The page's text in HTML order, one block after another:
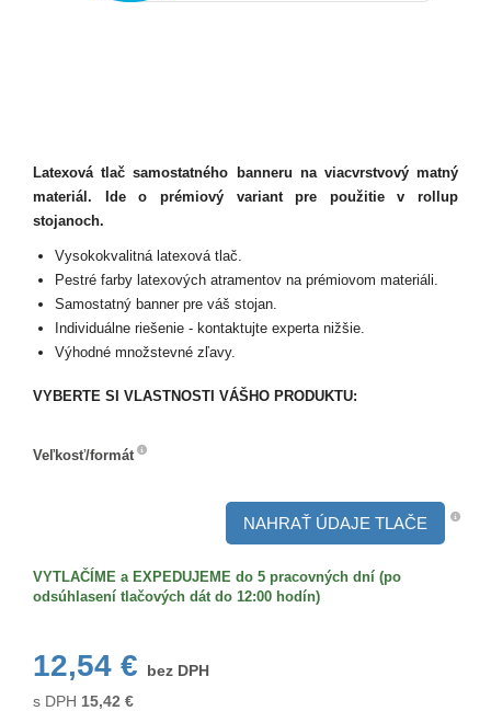
Latexová tlač samostatného banneru na viacvrstvový matný
materiál. Ide o prémiový variant pre použitie v rollup
stojanoch.
Vysokokvalitná latexová tlač.
Pestré farby latexových atramentov na prémiovom materiáli.
Samostatný banner pre váš stojan.
Individuálne riešenie - kontaktujte experta nižšie.
Výhodné množstevné zľavy.
VYBERTE SI VLASTNOSTI VÁŠHO PRODUKTU:
Veľkosť/formát
NAHRAŤ ÚDAJE TLAČE
VYTLAČÍME a EXPEDUJEME do 5 pracovných dní (po
odsúhlasení tlačových dát do 12:00 hodín)
12,54 €
bez DPH
s DPH 15,42 €